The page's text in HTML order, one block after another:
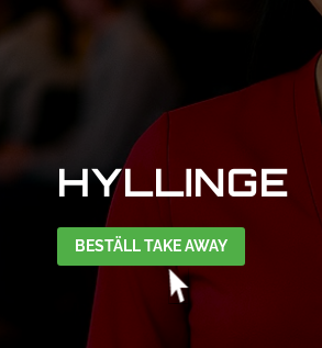
HYLLINGE
BESTÄLL TAKE AWAY